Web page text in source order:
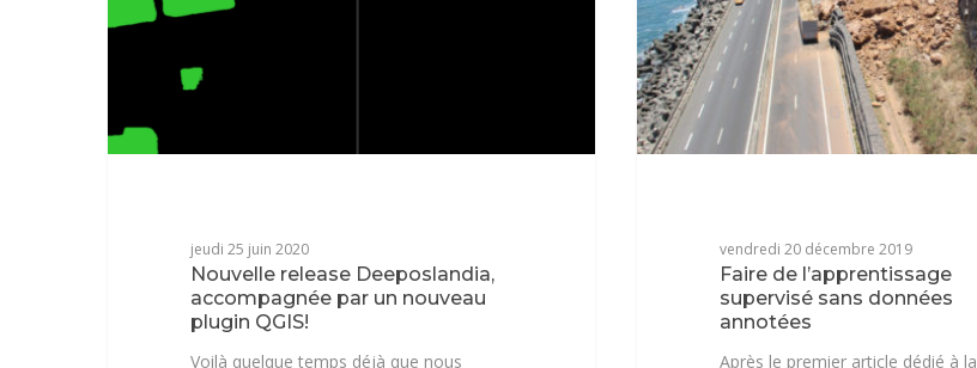
jeudi 25 juin 2020
Nouvelle release Deeposlandia,
accompagnée par un nouveau
plugin QGIS!
Voilà quelque temps déjà que nous
vendredi 20 décembre 2019
Faire de l’apprentissage
supervisé sans données
annotées
Après le premier article dédié à la